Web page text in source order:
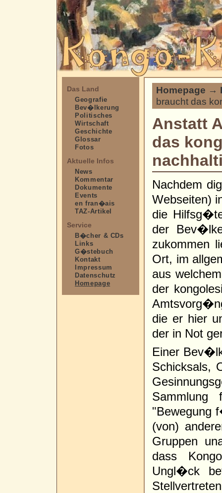
Das Land
Geografie
Bev�lkerung
Politisches
Wirtschaft
Geschichte
Glossar
Fotos
Aktuelle Infos
News
Kommentar
Dokumente
Events
en fran�ais
TAZ-Artikel
Service
B�cher & CDs
Links
G�stebuch
Kontakt
Impressum
Datenschutz
Homepage
Homepage →
braucht das
Anstatt
das
Nachdem
Webseiten)
die
der
zukommen
Ort, im
aus
der
die er hier
der in Not
Einer
Schicksals,
"Bewegung
(von)
Gruppen
dass
Ungl�ck